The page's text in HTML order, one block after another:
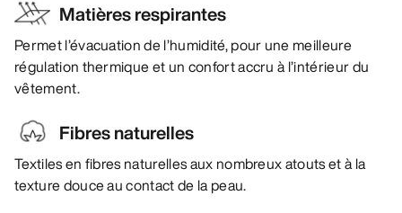
Matières respirantes
Permet l’évacuation de l’humidité, pour une meilleure
régulation thermique et un confort accru à l’intérieur du
vêtement.
Fibres naturelles
Textiles en fibres naturelles aux nombreux atouts et à la
texture douce au contact de la peau.